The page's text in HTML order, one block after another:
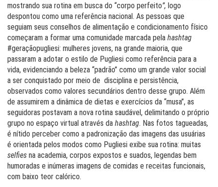
mostrando sua rotina em busca do “corpo perfeito”, logo
despontou como uma referência nacional. As pessoas que
seguiam seus conselhos de alimentação e condicionamento físico
começaram a formar uma comunidade marcada pela hashtag
#geraçãopugliesi: mulheres jovens, na grande maioria, que
passaram a adotar o estilo de Pugliesi como referência para a
vida, evidenciando a beleza “padrão” como um grande valor social
a ser conquistado por meio de disciplina e persistência,
observados como valores secundários dentro desse grupo. Além
de assumirem a dinâmica de dietas e exercícios da “musa”, as
seguidoras postavam a nova rotina saudável, delimitando o próprio
grupo no espaço virtual através da hashtag. Nas fotos tagueadas,
é nítido perceber como a padronização das imagens das usuárias
é orientada pelos modos como Pugliesi exibe sua rotina: muitas
selfies na academia, corpos expostos e suados, legendas bem
humoradas e inúmeras imagens de comidas e receitas funcionais,
com baixo teor calórico.